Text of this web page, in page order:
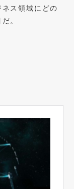
ス領域にどの
。